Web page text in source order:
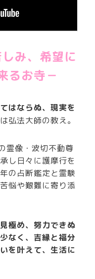
み、希望に
るお寺－
はならぬ、現実を
弘法大師の教え。
霊像・波切不動尊
し日々に護摩行を
の占断鑑定と霊験
悩や艱難に寄り添
極め、努力できぬ
なく、吉縁と福分
を叶えて、生活に